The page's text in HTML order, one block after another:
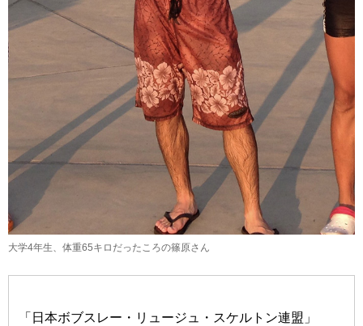
大学4年生、体重65キロだったころの篠原さん
「日本ボブスレー・リュージュ・スケルトン連盟」